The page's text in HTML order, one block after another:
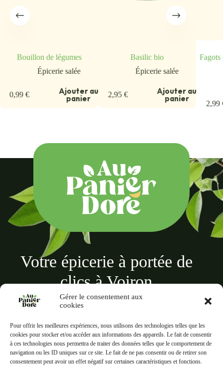
Gérer le consentement aux
cookies
Pour offrir les meilleures expériences, nous utilisons des technologies telles que les
cookies pour stocker et/ou accéder aux informations des appareils. Le fait de consentir
à ces technologies nous permettra de traiter des données telles que le comportement de
navigation ou les ID uniques sur ce site. Le fait de ne pas consentir ou de retirer son
consentement peut avoir un effet négatif sur certaines caractéristiques et fonctions.
Bouillon de légumes
Épicerie salée
0,99€ Ajouter au
panier
Basilic bio
Épicerie salée
2,95 € Ajouter au
panier
Fagots
2,99
Votre épicerie à portée de
clics à Voiron
Au panier doré
18 Rue des Terreaux, 38500 Voiron